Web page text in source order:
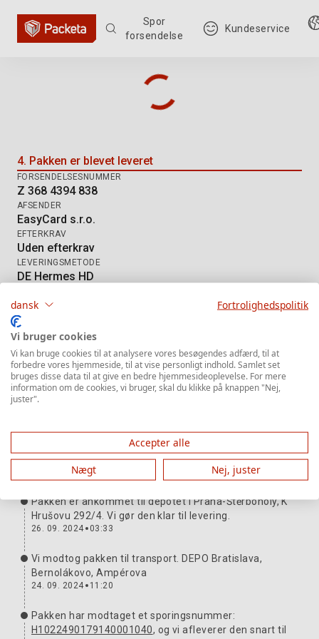
Spor
forsendelse
Kundeservice
Sporing af forsendelse: Z 368
4. Pakken er blevet leveret
FORSENDELSESNUMMER
Z 368 4394 838
AFSENDER
EasyCard s.r.o.
EFTERKRAV
Uden efterkrav
LEVERINGSMETODE
DE Hermes HD
Forsendelsens rejse Mere information
Pakken er med dig. Tak og vi glæder os til næste
gang.
Vi har overdraget forsendelsen til transportøren.
Sporingsnummer:H1022490179140001040
26. 09. 2024 04:24
Pakken er ankommet til depotet i Praha-Štěrboholy, K
Hrušovu 292/4. Vi gør den klar til levering.
26. 09. 2024 03:33
Vi modtog pakken til transport. DEPO Bratislava,
Bernolákovo, Ampérova
24. 09. 2024 11:20
Pakken har modtaget et sporingsnummer:
H1022490179140001040, og vi afleverer den snart til
dansk Fortrolighedspolitik
Vi bruger cookies
Vi kan bruge cookies til at analysere vores besøgendes adfærd, til at
forbedre vores hjemmeside, til at vise personligt indhold. Samlet set
bruges disse data til at give en bedre hjemmesideoplevelse. For mere
information om de cookies, vi bruger, skal du klikke på knappen "Nej,
juster".
Accepter alle
Nægt
Nej, juster